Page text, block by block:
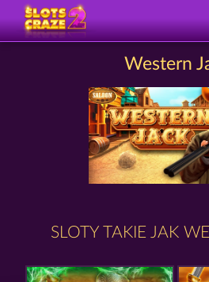
Western
SLOTY TAKIE JAK